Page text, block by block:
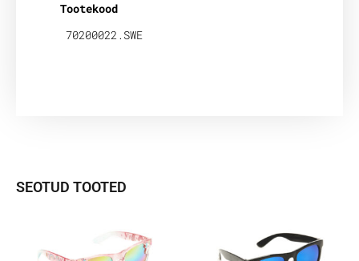
Tootekood
70200022.SWE
SEOTUD TOOTED